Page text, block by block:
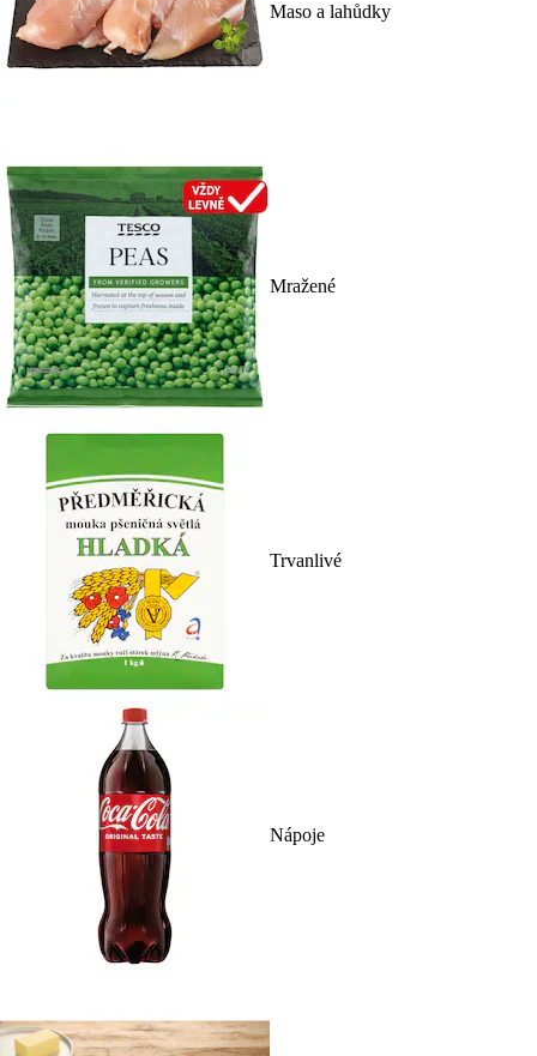
Maso a lahůdky
Mražené
Trvanlivé
Nápoje